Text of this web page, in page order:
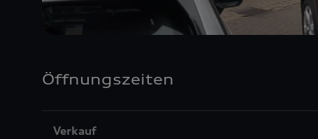
Öffnungszeiten
Verkauf